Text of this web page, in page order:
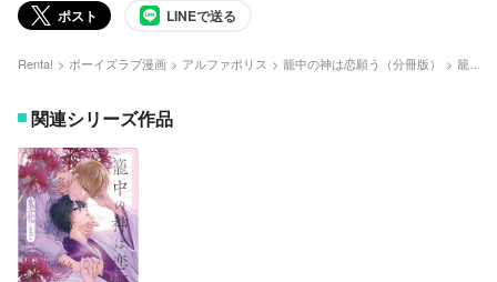
ポスト LINEで送る
Renta! ボーイズラブ漫画 アルファポリス 籠中の神は恋願う（分冊版）
関連シリーズ作品